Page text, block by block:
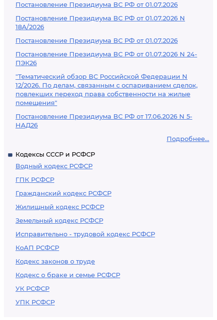
Постановление Президиума ВС РФ от 01.07.2026
Постановление Президиума ВС РФ от 01.07.2026 N
18А/2026
Постановление Президиума ВС РФ от 01.07.2026
Постановление Президиума ВС РФ от 01.07.2026 N 24-
ПЭК26
"Тематический обзор ВС Российской Федерации N
12/2026. По делам, связанным с оспариванием сделок,
повлекших переход права собственности на жилые
помещения"
Постановление Президиума ВС РФ от 17.06.2026 N 5-
НАД26
Подробнее...
Кодексы СССР и РСФСР
Водный кодекс РСФСР
ГПК РСФСР
Гражданский кодекс РСФСР
Жилищный кодекс РСФСР
Земельный кодекс РСФСР
Исправительно - трудовой кодекс РСФСР
КоАП РСФСР
Кодекс законов о труде
Кодекс о браке и семье РСФСР
УК РСФСР
УПК РСФСР